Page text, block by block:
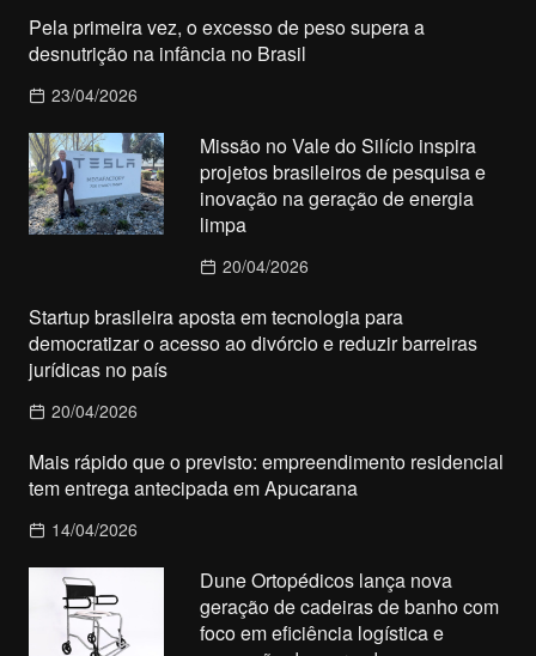
Pela primeira vez, o excesso de peso supera a
desnutrição na infância no Brasil
23/04/2026
Missão no Vale do Silício inspira
projetos brasileiros de pesquisa e
inovação na geração de energia
limpa
20/04/2026
Startup brasileira aposta em tecnologia para
democratizar o acesso ao divórcio e reduzir barreiras
jurídicas no país
20/04/2026
Mais rápido que o previsto: empreendimento residencial
tem entrega antecipada em Apucarana
14/04/2026
Dune Ortopédicos lança nova
geração de cadeiras de banho com
foco em eficiência logística e